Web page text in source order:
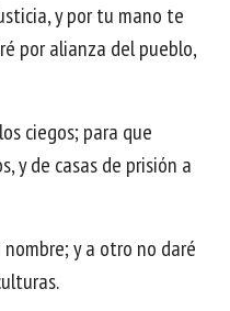
y por tu mano te
por alianza del pueblo,
ciegos; para que
y de casas de prisión a
nombre; y a otro no daré